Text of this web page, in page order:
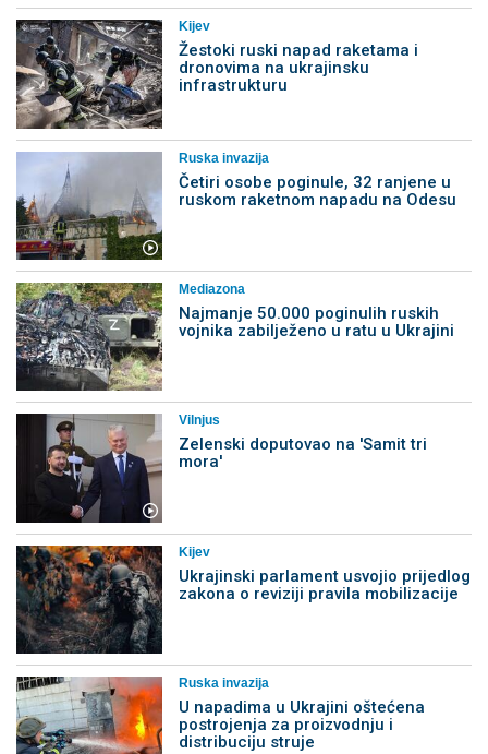
Kijev
Žestoki ruski napad raketama i
dronovima na ukrajinsku
infrastrukturu
Ruska invazija
Četiri osobe poginule, 32 ranjene u
ruskom raketnom napadu na Odesu
Mediazona
Najmanje 50.000 poginulih ruskih
vojnika zabilježeno u ratu u Ukrajini
Vilnjus
Zelenski doputovao na 'Samit tri
mora'
Kijev
Ukrajinski parlament usvojio prijedlog
zakona o reviziji pravila mobilizacije
Ruska invazija
U napadima u Ukrajini oštećena
postrojenja za proizvodnju i
distribuciju struje